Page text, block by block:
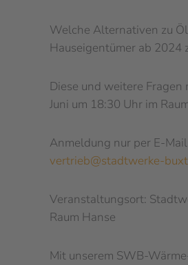
Welche Alternativen zu
Hauseigentümer ab 2024
Diese und weitere
Juni um 18:30 Uhr im
Anmeldung nur per E-
vertrieb@stadtwerke-
Veranstaltungsort:
Raum Hanse
Mit unserem SWB-